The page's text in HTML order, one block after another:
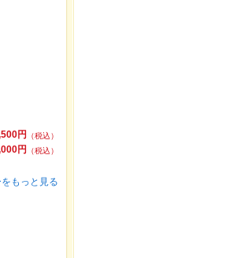
円
（税込）
円
（税込）
もっと見る